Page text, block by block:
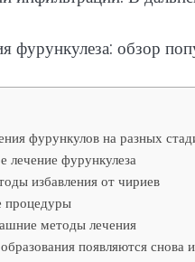
фурункулов на разных
лечение фурункулеза
избавления от чириев
процедуры
методы лечения
появляются снова